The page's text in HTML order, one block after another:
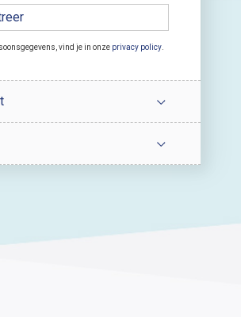
vind je in onze privacy policy